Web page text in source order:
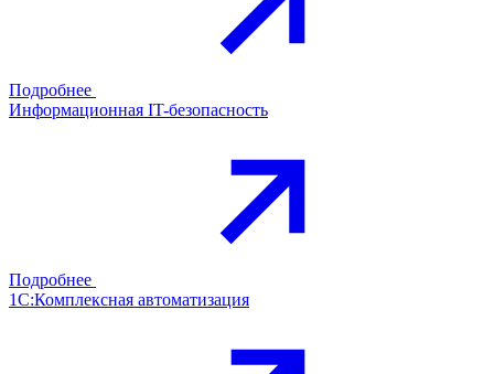
Подробнее
Информационная IT-безопасность
Подробнее
1С:Комплексная автоматизация